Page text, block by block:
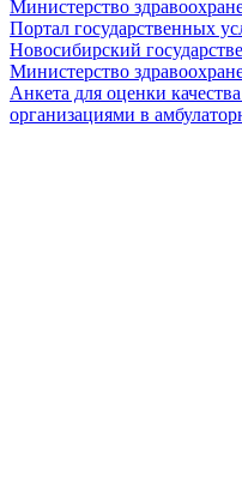
Министерство
Портал государственных
Новосибирский
Министерство
Анкета для оценки
организациями в